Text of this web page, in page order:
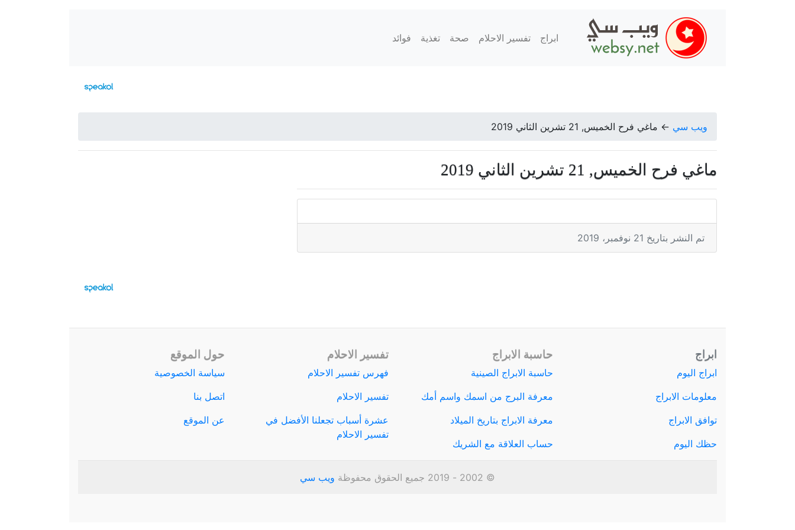
ابراج تفسير الاحلام صحة تغذية فوائد
ويب سي ← ماغي فرح الخميس, 21 تشرين الثاني 2019
ماغي فرح الخميس, 21 تشرين الثاني 2019
تم النشر بتاريخ 21 نوفمبر، 2019
ابراج
ابراج اليوم
معلومات الابراج
توافق الابراج
حظك اليوم
حاسبة الابراج
حاسبة الابراج الصينية
معرفة البرج من اسمك واسم أمك
معرفة الابراج بتاريخ الميلاد
حساب العلاقة مع الشريك
تفسير الاحلام
فهرس تفسير الاحلام
تفسير الاحلام
عشرة أسباب تجعلنا الأفضل في
تفسير الاحلام
حول الموقع
سياسة الخصوصية
اتصل بنا
عن الموقع
© 2002 - 2019 جميع الحقوق محفوظة ويب سي